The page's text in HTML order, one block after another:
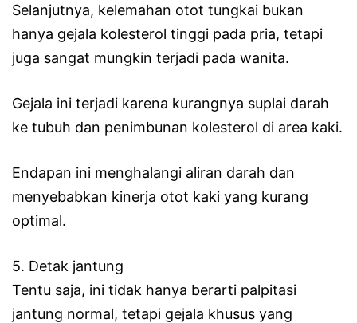
Selanjutnya, kelemahan otot tungkai bukan
hanya gejala kolesterol tinggi pada pria, tetapi
juga sangat mungkin terjadi pada wanita.
Gejala ini terjadi karena kurangnya suplai darah
ke tubuh dan penimbunan kolesterol di area kaki.
Endapan ini menghalangi aliran darah dan
menyebabkan kinerja otot kaki yang kurang
optimal.
5. Detak jantung
Tentu saja, ini tidak hanya berarti palpitasi
jantung normal, tetapi gejala khusus yang